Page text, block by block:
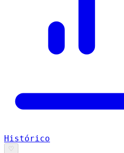
Histórico
♡